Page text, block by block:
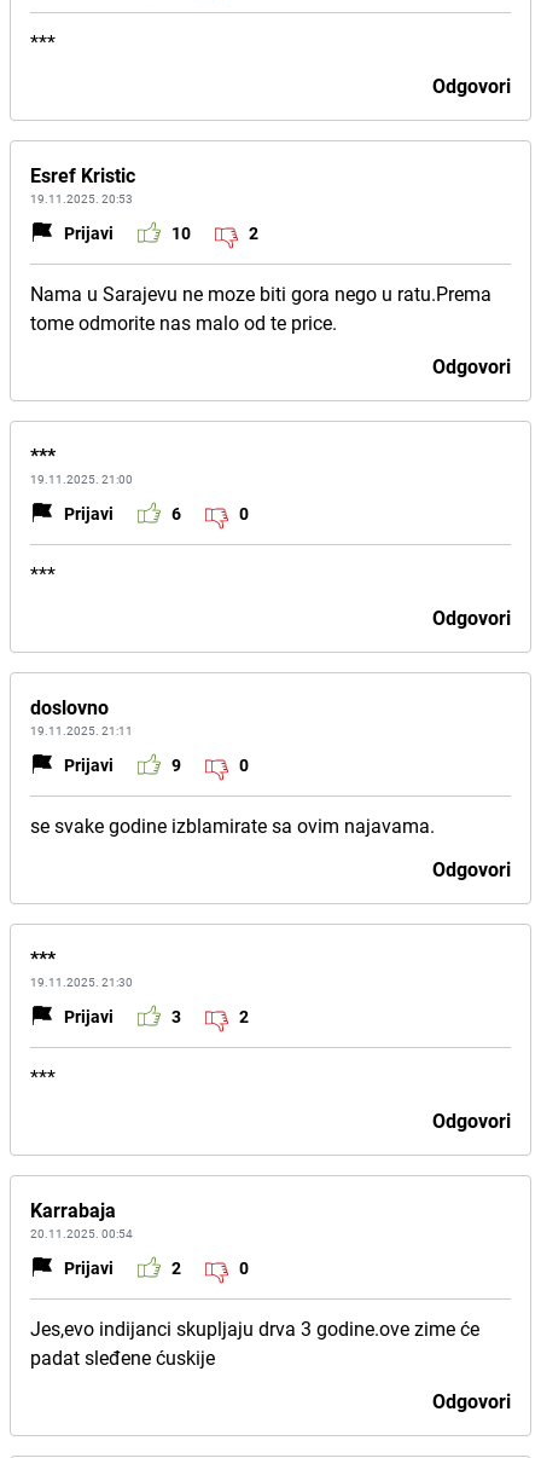
***
Odgovori
Esref Kristic
19.11.2025. 20:53
Prijavi 10 2
Nama u Sarajevu ne moze biti gora nego u ratu.Prema
tome odmorite nas malo od te price.
Odgovori
***
19.11.2025. 21:00
Prijavi 6 0
***
Odgovori
doslovno
19.11.2025. 21:11
Prijavi 9 0
se svake godine izblamirate sa ovim najavama.
Odgovori
***
19.11.2025. 21:30
Prijavi 3 2
***
Odgovori
Karrabaja
20.11.2025. 00:54
Prijavi 2 0
Jes,evo indijanci skupljaju drva 3 godine.ove zime će
padat sleđene ćuskije
Odgovori